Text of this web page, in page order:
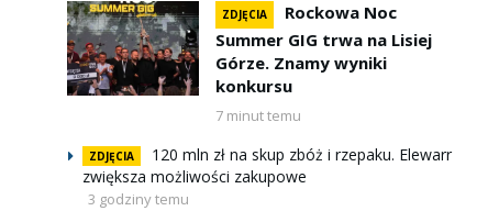
ZDJĘCIA
Rockowa Noc
Summer GIG trwa na Lisiej
Górze. Znamy wyniki
konkursu
7 minut temu
ZDJĘCIA
120 mln zł na skup zbóż i rzepaku. Elewarr
zwiększa możliwości zakupowe
3 godziny temu